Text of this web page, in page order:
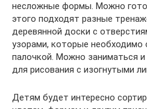
несложные формы. Можно
этого подходят разные
деревянной доски с
узорами, которые необходимо
палочкой. Можно заниматься
для рисования с изогнутыми
Детям будет интересно